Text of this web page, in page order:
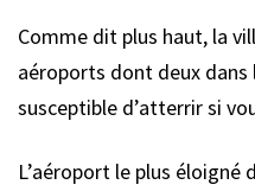
Comme dit plus haut, la
aéroports dont deux dans
susceptible d’atterrir si
L’aéroport le plus